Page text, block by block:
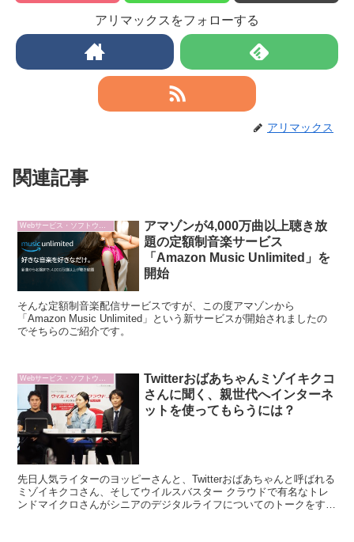
アリマックスをフォローする
アリマックス
関連記事
アマゾンが4,000万曲以上聴き放
題の定額制音楽サービス
「Amazon Music Unlimited」を
開始
そんな定額制音楽配信サービスですが、この度アマゾンから
「Amazon Music Unlimited」という新サービスが開始されましたの
でそちらのご紹介です。
Webサービス・ソフトウェア
Twitterおばあちゃんミゾイキクコ
さんに聞く、親世代へインターネ
ットを使ってもらうには？
先日人気ライターのヨッピーさんと、Twitterおばあちゃんと呼ばれる
ミゾイキクコさん、そしてウイルスバスター クラウドで有名なトレ
ンドマイクロさんがシニアのデジタルライフについてのトークをする